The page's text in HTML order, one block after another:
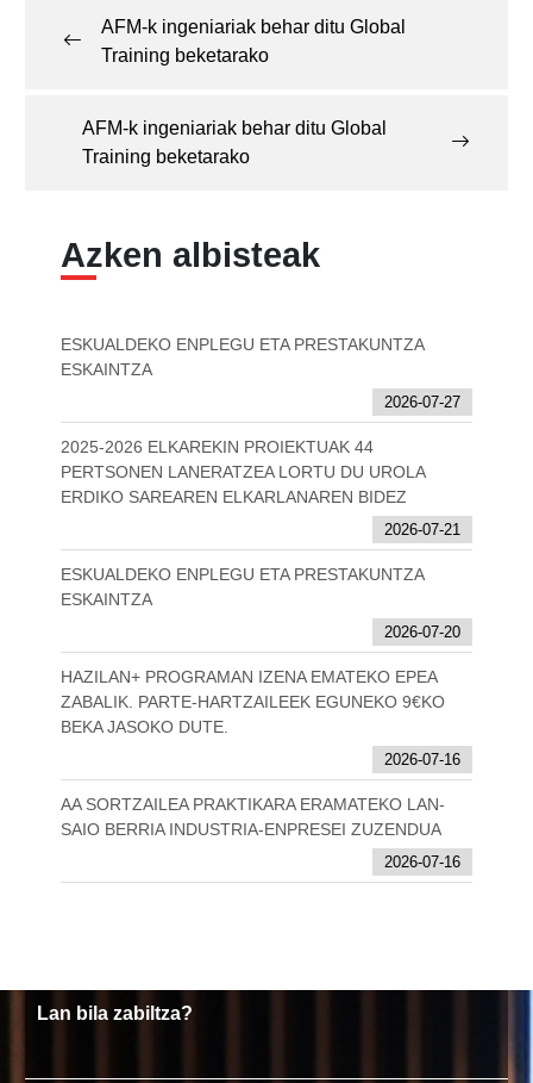
AFM-k ingeniariak behar ditu Global
Training beketarako
AFM-k ingeniariak behar ditu Global
Training beketarako
Azken albisteak
ESKUALDEKO ENPLEGU ETA PRESTAKUNTZA
ESKAINTZA
2026-07-27
2025-2026 ELKAREKIN PROIEKTUAK 44
PERTSONEN LANERATZEA LORTU DU UROLA
ERDIKO SAREAREN ELKARLANAREN BIDEZ
2026-07-21
ESKUALDEKO ENPLEGU ETA PRESTAKUNTZA
ESKAINTZA
2026-07-20
HAZILAN+ PROGRAMAN IZENA EMATEKO EPEA
ZABALIK. PARTE-HARTZAILEEK EGUNEKO 9€KO
BEKA JASOKO DUTE.
2026-07-16
AA SORTZAILEA PRAKTIKARA ERAMATEKO LAN-
SAIO BERRIA INDUSTRIA-ENPRESEI ZUZENDUA
2026-07-16
Lan bila zabiltza?